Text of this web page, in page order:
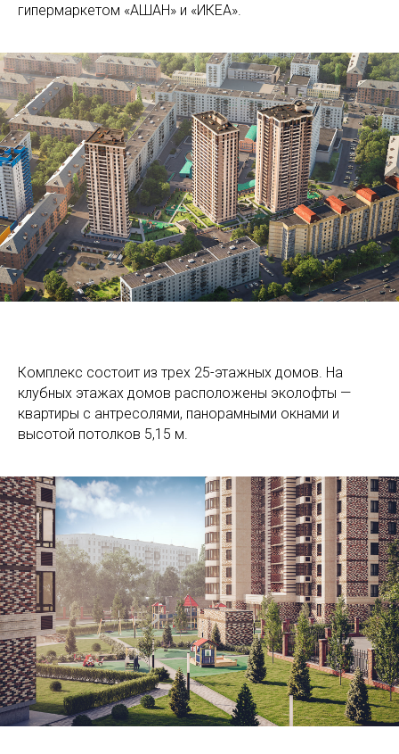
гипермаркетом «АШАН» и «ИКЕА».
Комплекс состоит из трех 25-этажных домов. На
клубных этажах домов расположены эколофты —
квартиры с антресолями, панорамными окнами и
высотой потолков 5,15 м.